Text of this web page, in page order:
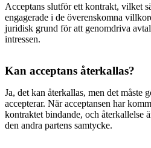
Acceptans slutför ett kontrakt, vilket
engagerade i de överenskomna
juridisk grund för att genomdriva
intressen.
Kan acceptans återkallas?
Ja, det kan återkallas, men det måste
accepterar. När acceptansen har
kontraktet bindande, och återkallelse
den andra partens samtycke.